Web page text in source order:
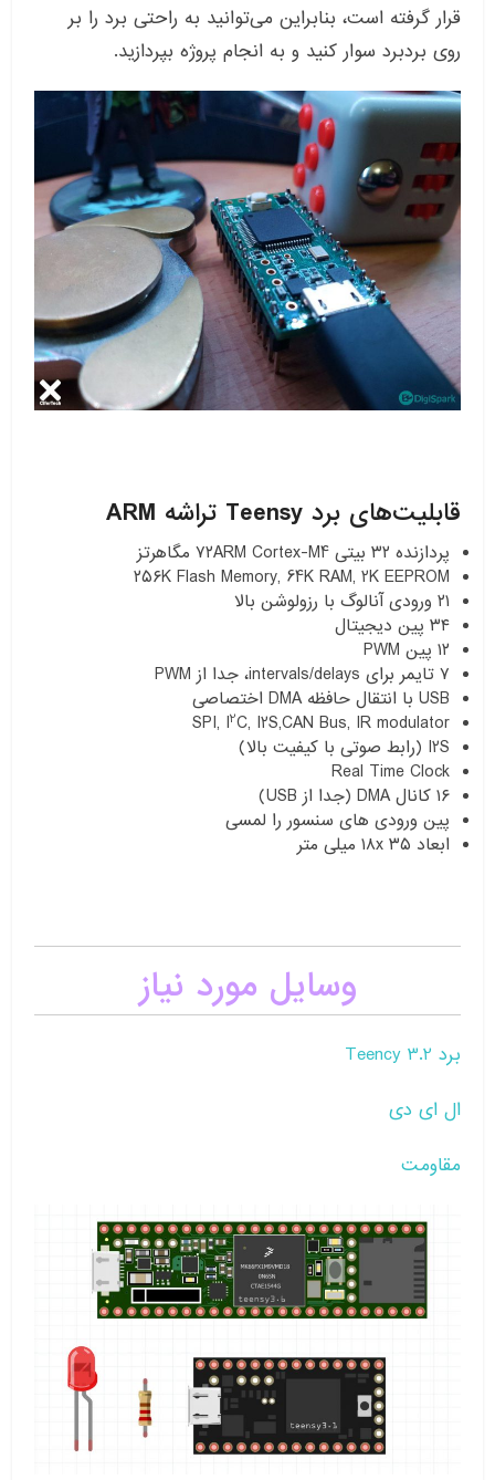
قرار گرفته است، بنابراین می‌توانید به راحتی برد را بر
روی بردبرد سوار کنید و به انجام پروژه بپردازید.
قابلیت‌های برد Teensy تراشه ARM
پردازنده ۳۲ بیتی ۷۲ARM Cortex-M4 مگاهرتز
۲۵۶K Flash Memory, 64K RAM, 2K EEPROM
۲۱ ورودی آنالوگ با رزولوشن بالا
۳۴ پین دیجیتال
۱۲ پین PWM
۷ تایمر برای intervals/delays، جدا از PWM
USB با انتقال حافظه DMA اختصاصی
SPI, I2C, I2S,CAN Bus, IR modulator
I2S (رابط صوتی با کیفیت بالا)
Real Time Clock
۱۶ کانال DMA (جدا از USB)
پین ورودی های سنسور را لمسی
ابعاد ۳۵ ۱۸x میلی متر
وسایل مورد نیاز
برد Teency 3.2
ال ای دی
مقاومت